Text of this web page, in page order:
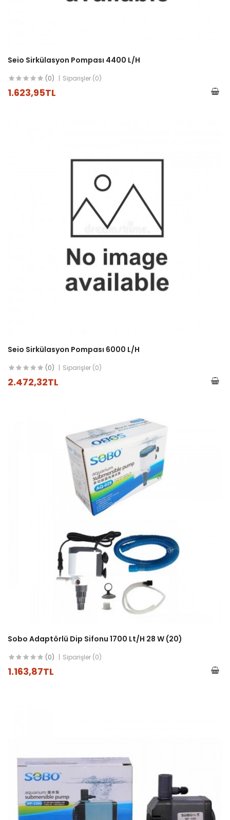
Seio Sirkülasyon Pompası 4400 L/h
(0) Siparişler (0)
1.623,95TL
Seio Sirkülasyon Pompası 6000 L/h
(0) Siparişler (0)
2.472,32TL
Sobo Adaptörlü Dip Sifonu 1700 Lt/h 28 W (20)
(0) Siparişler (0)
1.163,87TL